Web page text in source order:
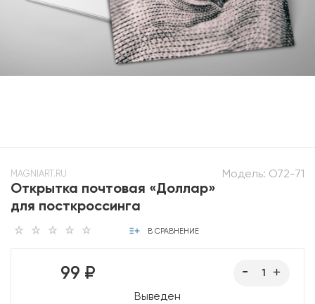
Модель: O72-71
MAGNIART.RU
Открытка почтовая «Доллар»
для посткроссинга
В СРАВНЕНИЕ
99 ₽
Выведен